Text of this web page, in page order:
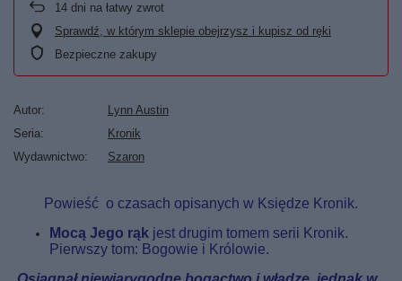
14 dni na łatwy zwrot
Sprawdź, w którym sklepie obejrzysz i kupisz od ręki
Bezpieczne zakupy
Autor
Lynn Austin
Seria
Kronik
Wydawnictwo
Szaron
Powieść o czasach opisanych w Księdze Kronik.
Mocą Jego rąk jest drugim tomem serii Kronik.
Pierwszy tom: Bogowie i Królowie.